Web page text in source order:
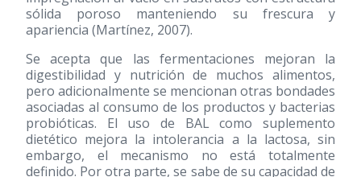
sólida poroso manteniendo su frescura y
apariencia (Martínez, 2007).
Se acepta que las fermentaciones mejoran la
digestibilidad y nutrición de muchos alimentos,
pero adicionalmente se mencionan otras bondades
asociadas al consumo de los productos y bacterias
probióticas. El uso de BAL como suplemento
dietético mejora la intolerancia a la lactosa, sin
embargo, el mecanismo no está totalmente
definido. Por otra parte, se sabe de su capacidad de